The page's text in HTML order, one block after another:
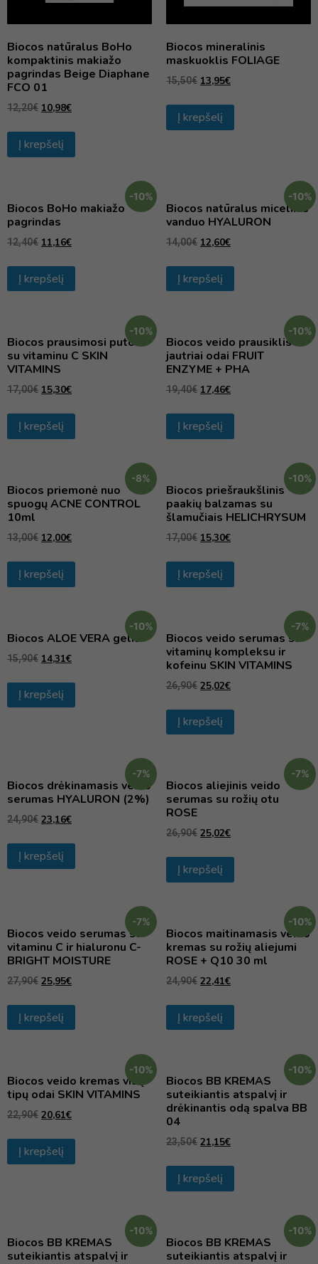
Biocos natūralus BoHo
kompaktinis makiažo
pagrindas Beige Diaphane
FCO 01
12,20€ 10,98€
Į krepšelį
Biocos mineralinis
maskuoklis FOLIAGE
15,50€ 13,95€
Į krepšelį
-10%
Biocos BoHo makiažo
pagrindas
12,40€ 11,16€
Į krepšelį
-10%
Biocos natūralus micelinis
vanduo HYALURON
14,00€ 12,60€
Į krepšelį
-10%
Biocos prausimosi putos
su vitaminu C SKIN
VITAMINS
17,00€ 15,30€
Į krepšelį
-10%
Biocos veido prausiklis
jautriai odai FRUIT
ENZYME + PHA
19,40€ 17,46€
Į krepšelį
-8%
Biocos priemonė nuo
spuogų ACNE CONTROL
10ml
13,00€ 12,00€
Į krepšelį
-10%
Biocos priešraukšlinis
paakių balzamas su
šlamučiais HELICHRYSUM
17,00€ 15,30€
Į krepšelį
-10%
Biocos ALOE VERA gelis
15,90€ 14,31€
Į krepšelį
-7%
Biocos veido serumas su
vitaminų kompleksu ir
kofeinu SKIN VITAMINS
26,90€ 25,02€
Į krepšelį
-7%
Biocos drėkinamasis veido
serumas HYALURON (2%)
24,90€ 23,16€
Į krepšelį
-7%
Biocos aliejinis veido
serumas su rožių otu
ROSE
26,90€ 25,02€
Į krepšelį
-7%
Biocos veido serumas su
vitaminu C ir hialuronu C-
BRIGHT MOISTURE
27,90€ 25,95€
Į krepšelį
-10%
Biocos maitinamasis veido
kremas su rožių aliejumi
ROSE + Q10 30 ml
24,90€ 22,41€
Į krepšelį
-10%
Biocos veido kremas visų
tipų odai SKIN VITAMINS
22,90€ 20,61€
Į krepšelį
-10%
Biocos BB KREMAS
suteikiantis atspalvį ir
drėkinantis odą spalva BB
04
23,50€ 21,15€
Į krepšelį
-10%
Biocos BB KREMAS
suteikiantis atspalvį ir
-10%
Biocos BB KREMAS
suteikiantis atspalvį ir